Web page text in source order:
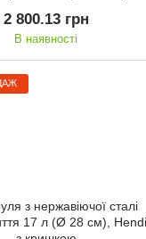
2 800.13 грн
В наявності